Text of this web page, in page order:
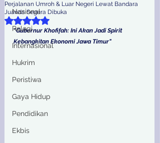
Nasional
Relegi
Internasional
Hukrim
Peristiwa
Gaya Hidup
Pendidikan
Ekbis
Perjalanan Umroh & Luar Negeri Lewat Bandara
Juanda Segera Dibuka
Dinilai NaN dari 5 bintang.
"Gubernur Khofifah: Ini Akan Jadi Spirit
Kebangkitan Ekonomi Jawa Timur"